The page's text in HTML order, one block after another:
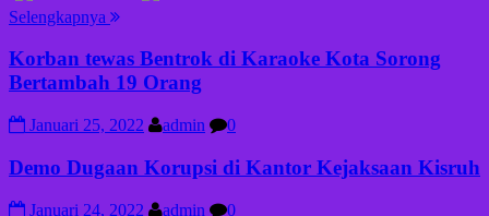
Selengkapnya
Korban tewas Bentrok di Karaoke Kota Sorong
Bertambah 19 Orang
Januari 25, 2022 admin 0
Demo Dugaan Korupsi di Kantor Kejaksaan Kisruh
Januari 24, 2022 admin 0